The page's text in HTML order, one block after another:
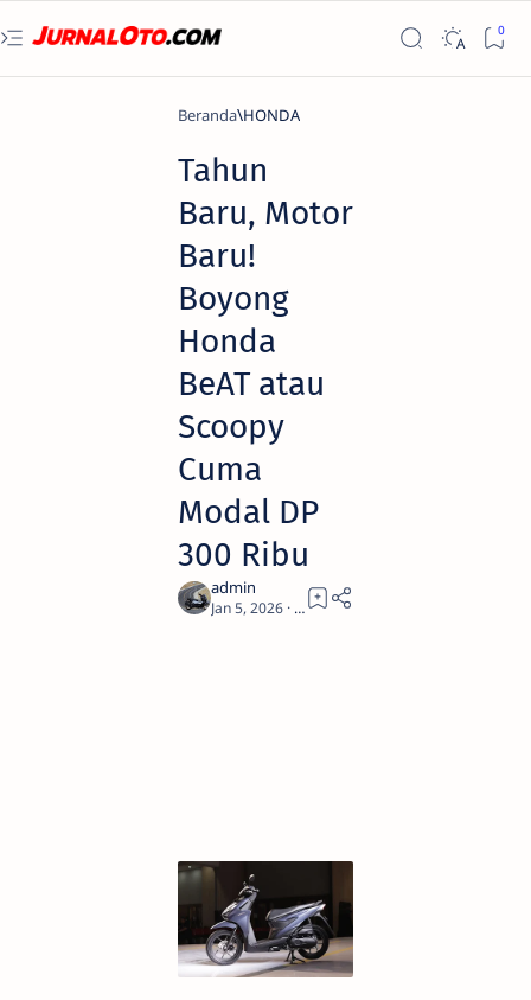
Beranda HONDA
Tahun
Baru, Motor
Baru!
Boyong
Honda
BeAT atau
Scoopy
Cuma
Modal DP
300 Ribu
1